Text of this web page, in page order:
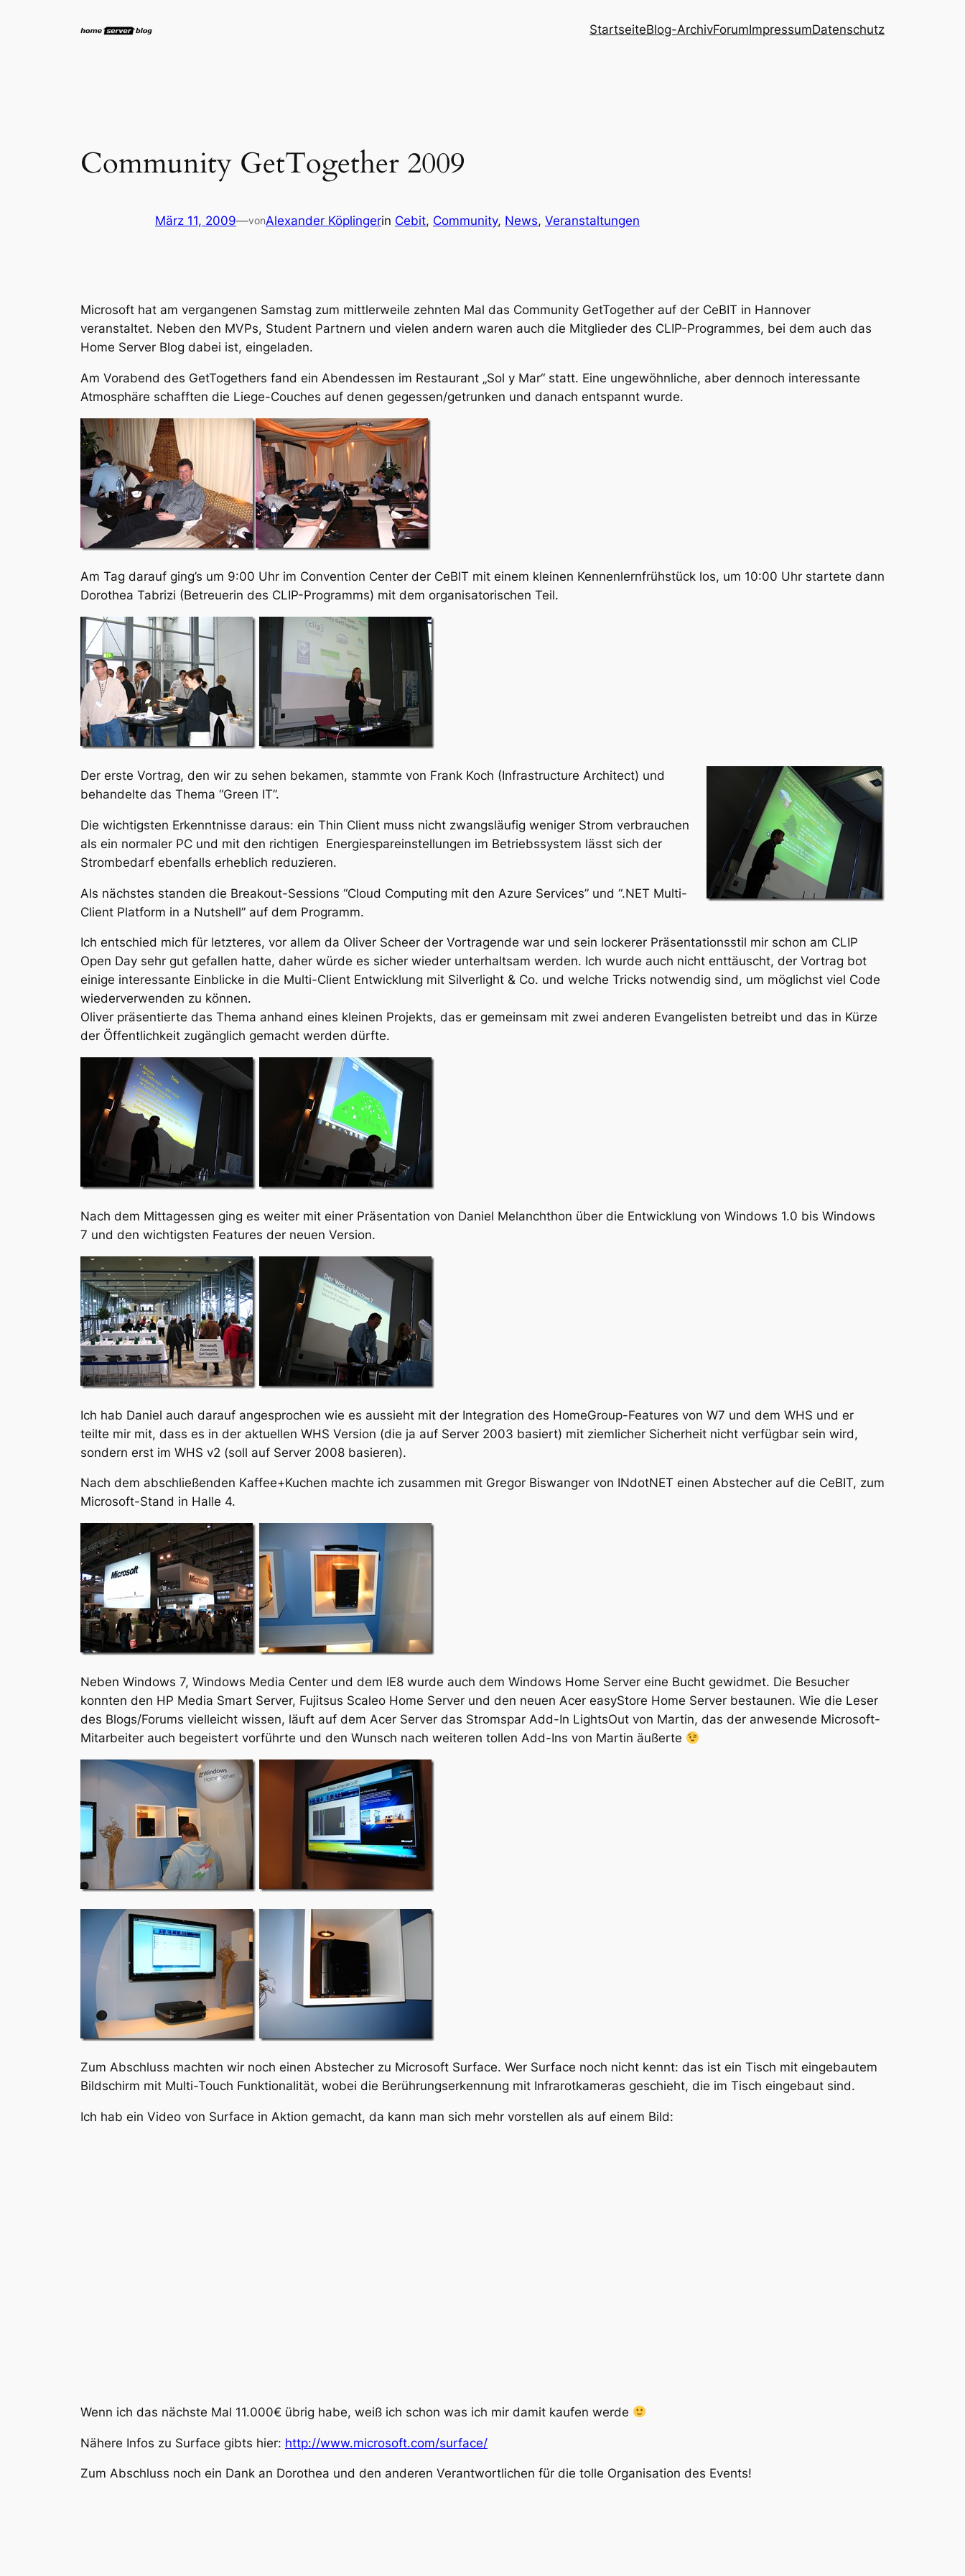
StartseiteBlog-ArchivForumImpressumDatenschutz
Community GetTogether 2009
März 11, 2009—vonAlexander Köplingerin Cebit, Community, News, Veranstaltungen
Microsoft hat am vergangenen Samstag zum mittlerweile zehnten Mal das Community GetTogether auf der CeBIT in Hannover
veranstaltet. Neben den MVPs, Student Partnern und vielen andern waren auch die Mitglieder des CLIP-Programmes, bei dem auch das
Home Server Blog dabei ist, eingeladen.
Am Vorabend des GetTogethers fand ein Abendessen im Restaurant „Sol y Mar“ statt. Eine ungewöhnliche, aber dennoch interessante
Atmosphäre schafften die Liege-Couches auf denen gegessen/getrunken und danach entspannt wurde.
Am Tag darauf ging’s um 9:00 Uhr im Convention Center der CeBIT mit einem kleinen Kennenlernfrühstück los, um 10:00 Uhr startete dann
Dorothea Tabrizi (Betreuerin des CLIP-Programms) mit dem organisatorischen Teil.
Der erste Vortrag, den wir zu sehen bekamen, stammte von Frank Koch (Infrastructure Architect) und
behandelte das Thema “Green IT”.
Die wichtigsten Erkenntnisse daraus: ein Thin Client muss nicht zwangsläufig weniger Strom verbrauchen
als ein normaler PC und mit den richtigen Energiespareinstellungen im Betriebssystem lässt sich der
Strombedarf ebenfalls erheblich reduzieren.
Als nächstes standen die Breakout-Sessions “Cloud Computing mit den Azure Services” und “.NET Multi-
Client Platform in a Nutshell” auf dem Programm.
Ich entschied mich für letzteres, vor allem da Oliver Scheer der Vortragende war und sein lockerer Präsentationsstil mir schon am CLIP
Open Day sehr gut gefallen hatte, daher würde es sicher wieder unterhaltsam werden. Ich wurde auch nicht enttäuscht, der Vortrag bot
einige interessante Einblicke in die Multi-Client Entwicklung mit Silverlight & Co. und welche Tricks notwendig sind, um möglichst viel Code
wiederverwenden zu können.
Oliver präsentierte das Thema anhand eines kleinen Projekts, das er gemeinsam mit zwei anderen Evangelisten betreibt und das in Kürze
der Öffentlichkeit zugänglich gemacht werden dürfte.
Nach dem Mittagessen ging es weiter mit einer Präsentation von Daniel Melanchthon über die Entwicklung von Windows 1.0 bis Windows
7 und den wichtigsten Features der neuen Version.
Ich hab Daniel auch darauf angesprochen wie es aussieht mit der Integration des HomeGroup-Features von W7 und dem WHS und er
teilte mir mit, dass es in der aktuellen WHS Version (die ja auf Server 2003 basiert) mit ziemlicher Sicherheit nicht verfügbar sein wird,
sondern erst im WHS v2 (soll auf Server 2008 basieren).
Nach dem abschließenden Kaffee+Kuchen machte ich zusammen mit Gregor Biswanger von INdotNET einen Abstecher auf die CeBIT, zum
Microsoft-Stand in Halle 4.
Neben Windows 7, Windows Media Center und dem IE8 wurde auch dem Windows Home Server eine Bucht gewidmet. Die Besucher
konnten den HP Media Smart Server, Fujitsus Scaleo Home Server und den neuen Acer easyStore Home Server bestaunen. Wie die Leser
des Blogs/Forums vielleicht wissen, läuft auf dem Acer Server das Stromspar Add-In LightsOut von Martin, das der anwesende Microsoft-
Mitarbeiter auch begeistert vorführte und den Wunsch nach weiteren tollen Add-Ins von Martin äußerte
Zum Abschluss machten wir noch einen Abstecher zu Microsoft Surface. Wer Surface noch nicht kennt: das ist ein Tisch mit eingebautem
Bildschirm mit Multi-Touch Funktionalität, wobei die Berührungserkennung mit Infrarotkameras geschieht, die im Tisch eingebaut sind.
Ich hab ein Video von Surface in Aktion gemacht, da kann man sich mehr vorstellen als auf einem Bild:
Wenn ich das nächste Mal 11.000€ übrig habe, weiß ich schon was ich mir damit kaufen werde
Nähere Infos zu Surface gibts hier: http://www.microsoft.com/surface/
Zum Abschluss noch ein Dank an Dorothea und den anderen Verantwortlichen für die tolle Organisation des Events!